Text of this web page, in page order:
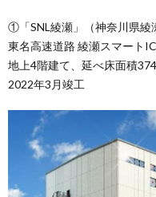
①「SNL綾瀬」（神奈川県綾
東名高速道路 綾瀬スマート
地上4階建て、延べ床面積
2022年3月竣工